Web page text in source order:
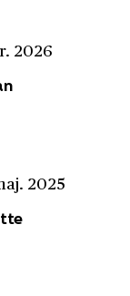
2026
2025